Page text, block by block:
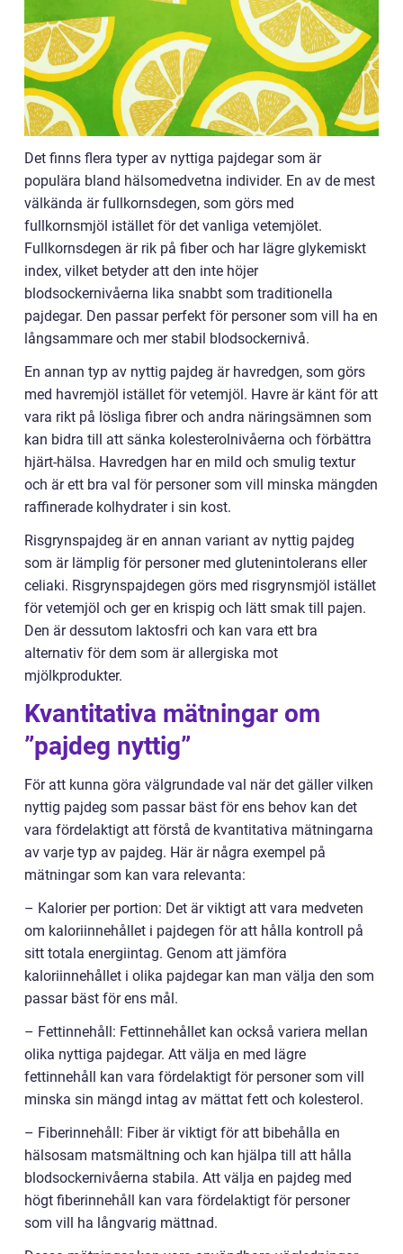
Det finns flera typer av nyttiga pajdegar som är
populära bland hälsomedvetna individer. En av de mest
välkända är fullkornsdegen, som görs med
fullkornsmjöl istället för det vanliga vetemjölet.
Fullkornsdegen är rik på fiber och har lägre glykemiskt
index, vilket betyder att den inte höjer
blodsockernivåerna lika snabbt som traditionella
pajdegar. Den passar perfekt för personer som vill ha en
långsammare och mer stabil blodsockernivå.
En annan typ av nyttig pajdeg är havredgen, som görs
med havremjöl istället för vetemjöl. Havre är känt för att
vara rikt på lösliga fibrer och andra näringsämnen som
kan bidra till att sänka kolesterolnivåerna och förbättra
hjärt-hälsa. Havredgen har en mild och smulig textur
och är ett bra val för personer som vill minska mängden
raffinerade kolhydrater i sin kost.
Risgrynspajdeg är en annan variant av nyttig pajdeg
som är lämplig för personer med glutenintolerans eller
celiaki. Risgrynspajdegen görs med risgrynsmjöl istället
för vetemjöl och ger en krispig och lätt smak till pajen.
Den är dessutom laktosfri och kan vara ett bra
alternativ för dem som är allergiska mot
mjölkprodukter.
Kvantitativa mätningar om
”pajdeg nyttig”
För att kunna göra välgrundade val när det gäller vilken
nyttig pajdeg som passar bäst för ens behov kan det
vara fördelaktigt att förstå de kvantitativa mätningarna
av varje typ av pajdeg. Här är några exempel på
mätningar som kan vara relevanta:
– Kalorier per portion: Det är viktigt att vara medveten
om kaloriinnehållet i pajdegen för att hålla kontroll på
sitt totala energiintag. Genom att jämföra
kaloriinnehållet i olika pajdegar kan man välja den som
passar bäst för ens mål.
– Fettinnehåll: Fettinnehållet kan också variera mellan
olika nyttiga pajdegar. Att välja en med lägre
fettinnehåll kan vara fördelaktigt för personer som vill
minska sin mängd intag av mättat fett och kolesterol.
– Fiberinnehåll: Fiber är viktigt för att bibehålla en
hälsosam matsmältning och kan hjälpa till att hålla
blodsockernivåerna stabila. Att välja en pajdeg med
högt fiberinnehåll kan vara fördelaktigt för personer
som vill ha långvarig mättnad.